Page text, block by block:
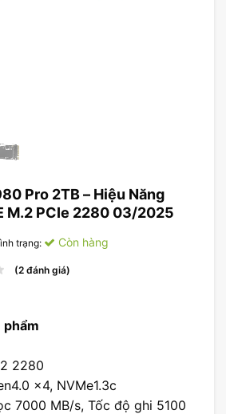
Pro 2TB – Hiệu Năng
M.2 PCIe 2280 03/2025
trạng: Còn hàng
(2 đánh giá)
phẩm
2280
x4, NVMe1.3c
7000 MB/s, Tốc độ ghi 5100